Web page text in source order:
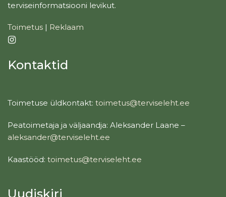
terviseinformatsiooni levikut.
Toimetus | Reklaam
Kontaktid
Toimetuse üldkontakt: toimetus@terviseleht.ee
Peatoimetaja ja väljaandja: Aleksander Laane –
aleksander@terviseleht.ee
Kaastööd: toimetus@terviseleht.ee
Uudiskiri